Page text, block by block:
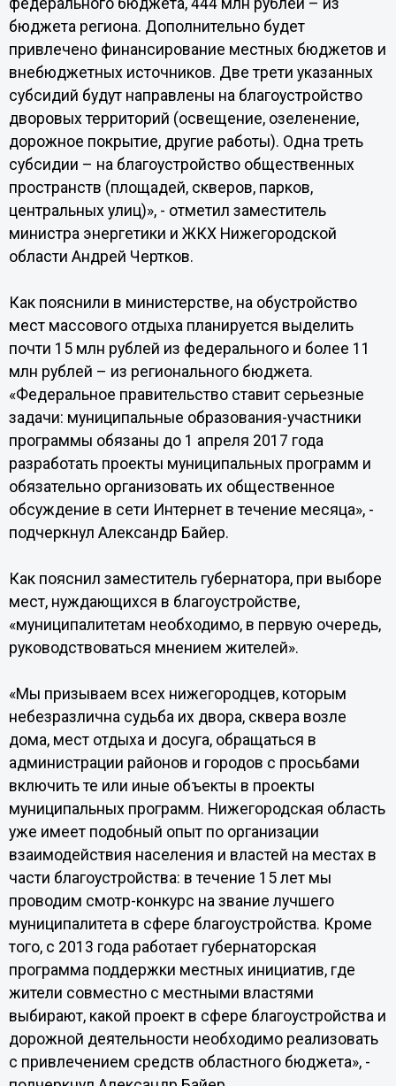
федерального бюджета, 444 млн рублей – из
бюджета региона. Дополнительно будет
привлечено финансирование местных бюджетов и
внебюджетных источников. Две трети указанных
субсидий будут направлены на благоустройство
дворовых территорий (освещение, озеленение,
дорожное покрытие, другие работы). Одна треть
субсидии – на благоустройство общественных
пространств (площадей, скверов, парков,
центральных улиц)», - отметил заместитель
министра энергетики и ЖКХ Нижегородской
области Андрей Чертков.
Как пояснили в министерстве, на обустройство
мест массового отдыха планируется выделить
почти 15 млн рублей из федерального и более 11
млн рублей – из регионального бюджета.
«Федеральное правительство ставит серьезные
задачи: муниципальные образования-участники
программы обязаны до 1 апреля 2017 года
разработать проекты муниципальных программ и
обязательно организовать их общественное
обсуждение в сети Интернет в течение месяца», -
подчеркнул Александр Байер.
Как пояснил заместитель губернатора, при выборе
мест, нуждающихся в благоустройстве,
«муниципалитетам необходимо, в первую очередь,
руководствоваться мнением жителей».
«Мы призываем всех нижегородцев, которым
небезразлична судьба их двора, сквера возле
дома, мест отдыха и досуга, обращаться в
администрации районов и городов с просьбами
включить те или иные объекты в проекты
муниципальных программ. Нижегородская область
уже имеет подобный опыт по организации
взаимодействия населения и властей на местах в
части благоустройства: в течение 15 лет мы
проводим смотр-конкурс на звание лучшего
муниципалитета в сфере благоустройства. Кроме
того, с 2013 года работает губернаторская
программа поддержки местных инициатив, где
жители совместно с местными властями
выбирают, какой проект в сфере благоустройства и
дорожной деятельности необходимо реализовать
с привлечением средств областного бюджета», -